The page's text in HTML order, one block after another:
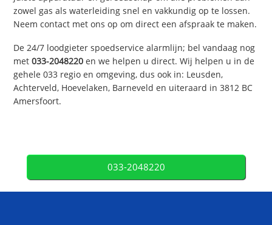
zowel gas als waterleiding snel en vakkundig op te lossen.
Neem contact met ons op om direct een afspraak te maken.
De 24/7 loodgieter spoedservice alarmlijn; bel vandaag nog
met033-2048220 en we helpen u direct. Wij helpen u in de
gehele 033 regio en omgeving, dus ook in: Leusden,
Achterveld, Hoevelaken, Barneveld en uiteraard in 3812 BC
Amersfoort.
033-2048220